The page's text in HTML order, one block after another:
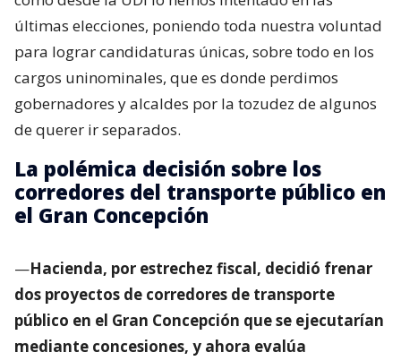
últimas elecciones, poniendo toda nuestra voluntad
para lograr candidaturas únicas, sobre todo en los
cargos uninominales, que es donde perdimos
gobernadores y alcaldes por la tozudez de algunos
de querer ir separados.
La polémica decisión sobre los
corredores del transporte público en
el Gran Concepción
—Hacienda, por estrechez fiscal, decidió frenar
dos proyectos de corredores de transporte
público en el Gran Concepción que se ejecutarían
mediante concesiones, y ahora evalúa